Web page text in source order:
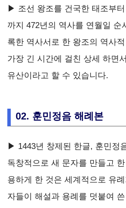
▶ 조선 왕조를 건국한 태조부
까지 472년의 역사를 연월일 순
록한 역사서로 한 왕조의 역사
가장 긴 시간에 걸친 상세 하면
유산이라고 할 수 있습니다.
02. 훈민정음 해례본
▶ 1443년 창제된 한글, 훈민정
독창적으로 새 문자를 만들고
용하게 한 것은 세계적으로 유
자들이 해설과 용례를 덧붙여